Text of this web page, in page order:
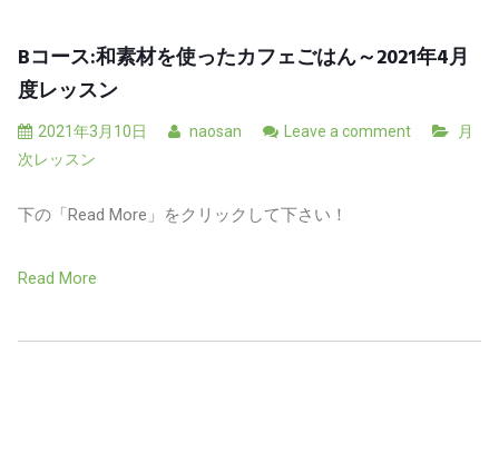
Bコース:和素材を使ったカフェごはん～2021年4月
度レッスン
2021年3月10日 naosan Leave a comment
月
次レッスン
下の「Read More」をクリックして下さい！
Read More